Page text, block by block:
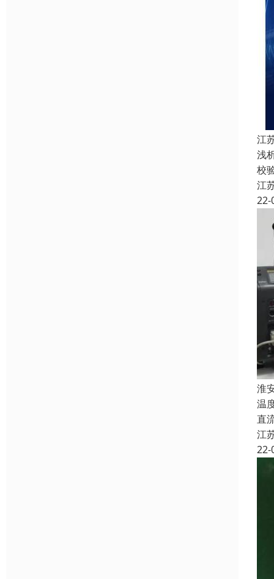
江
浅
校
江
22-
淮
温
直
江
22-